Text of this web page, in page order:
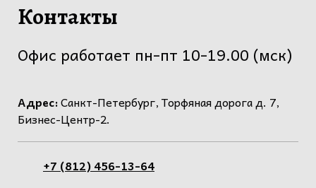
Контакты
Офис работает пн-пт 10-19.00 (мск)
Адрес:Санкт-Петербург, Торфяная дорога д. 7,
Бизнес-Центр-2.
+7 (812) 456-13-64